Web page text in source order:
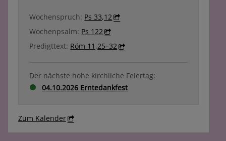
Wochenspruch: Ps 33,12
Wochenpsalm: Ps 122
Predigttext: Röm 11,25–32
Der nächste hohe kirchliche Feiertag:
04.10.2026 Erntedankfest
Zum Kalender